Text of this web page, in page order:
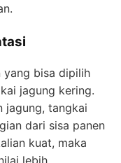
yang bisa dipilih
jagung kering.
jagung, tangkai
dari sisa panen
kuat, maka